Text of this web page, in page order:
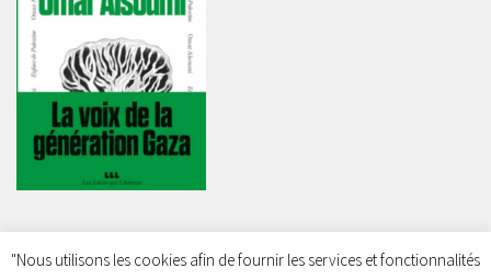
"Nous utilisons les cookies afin de fournir les services et fonctionnalités